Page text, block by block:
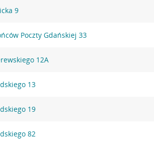
9
Poczty Gdańskiej 33
12A
13
19
82